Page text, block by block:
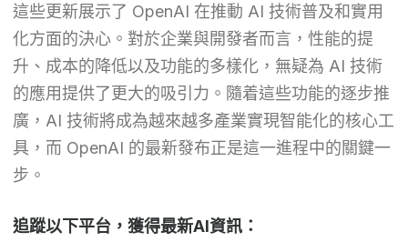
這些更新展示了 OpenAI 在推動 AI 技術普及和實用
化方面的決心。對於企業與開發者而言，性能的提
升、成本的降低以及功能的多樣化，無疑為 AI 技術
的應用提供了更大的吸引力。隨着這些功能的逐步推
廣，AI 技術將成為越來越多產業實現智能化的核心工
具，而 OpenAI 的最新發布正是這一進程中的關鍵一
步。
追蹤以下平台，獲得最新AI資訊：